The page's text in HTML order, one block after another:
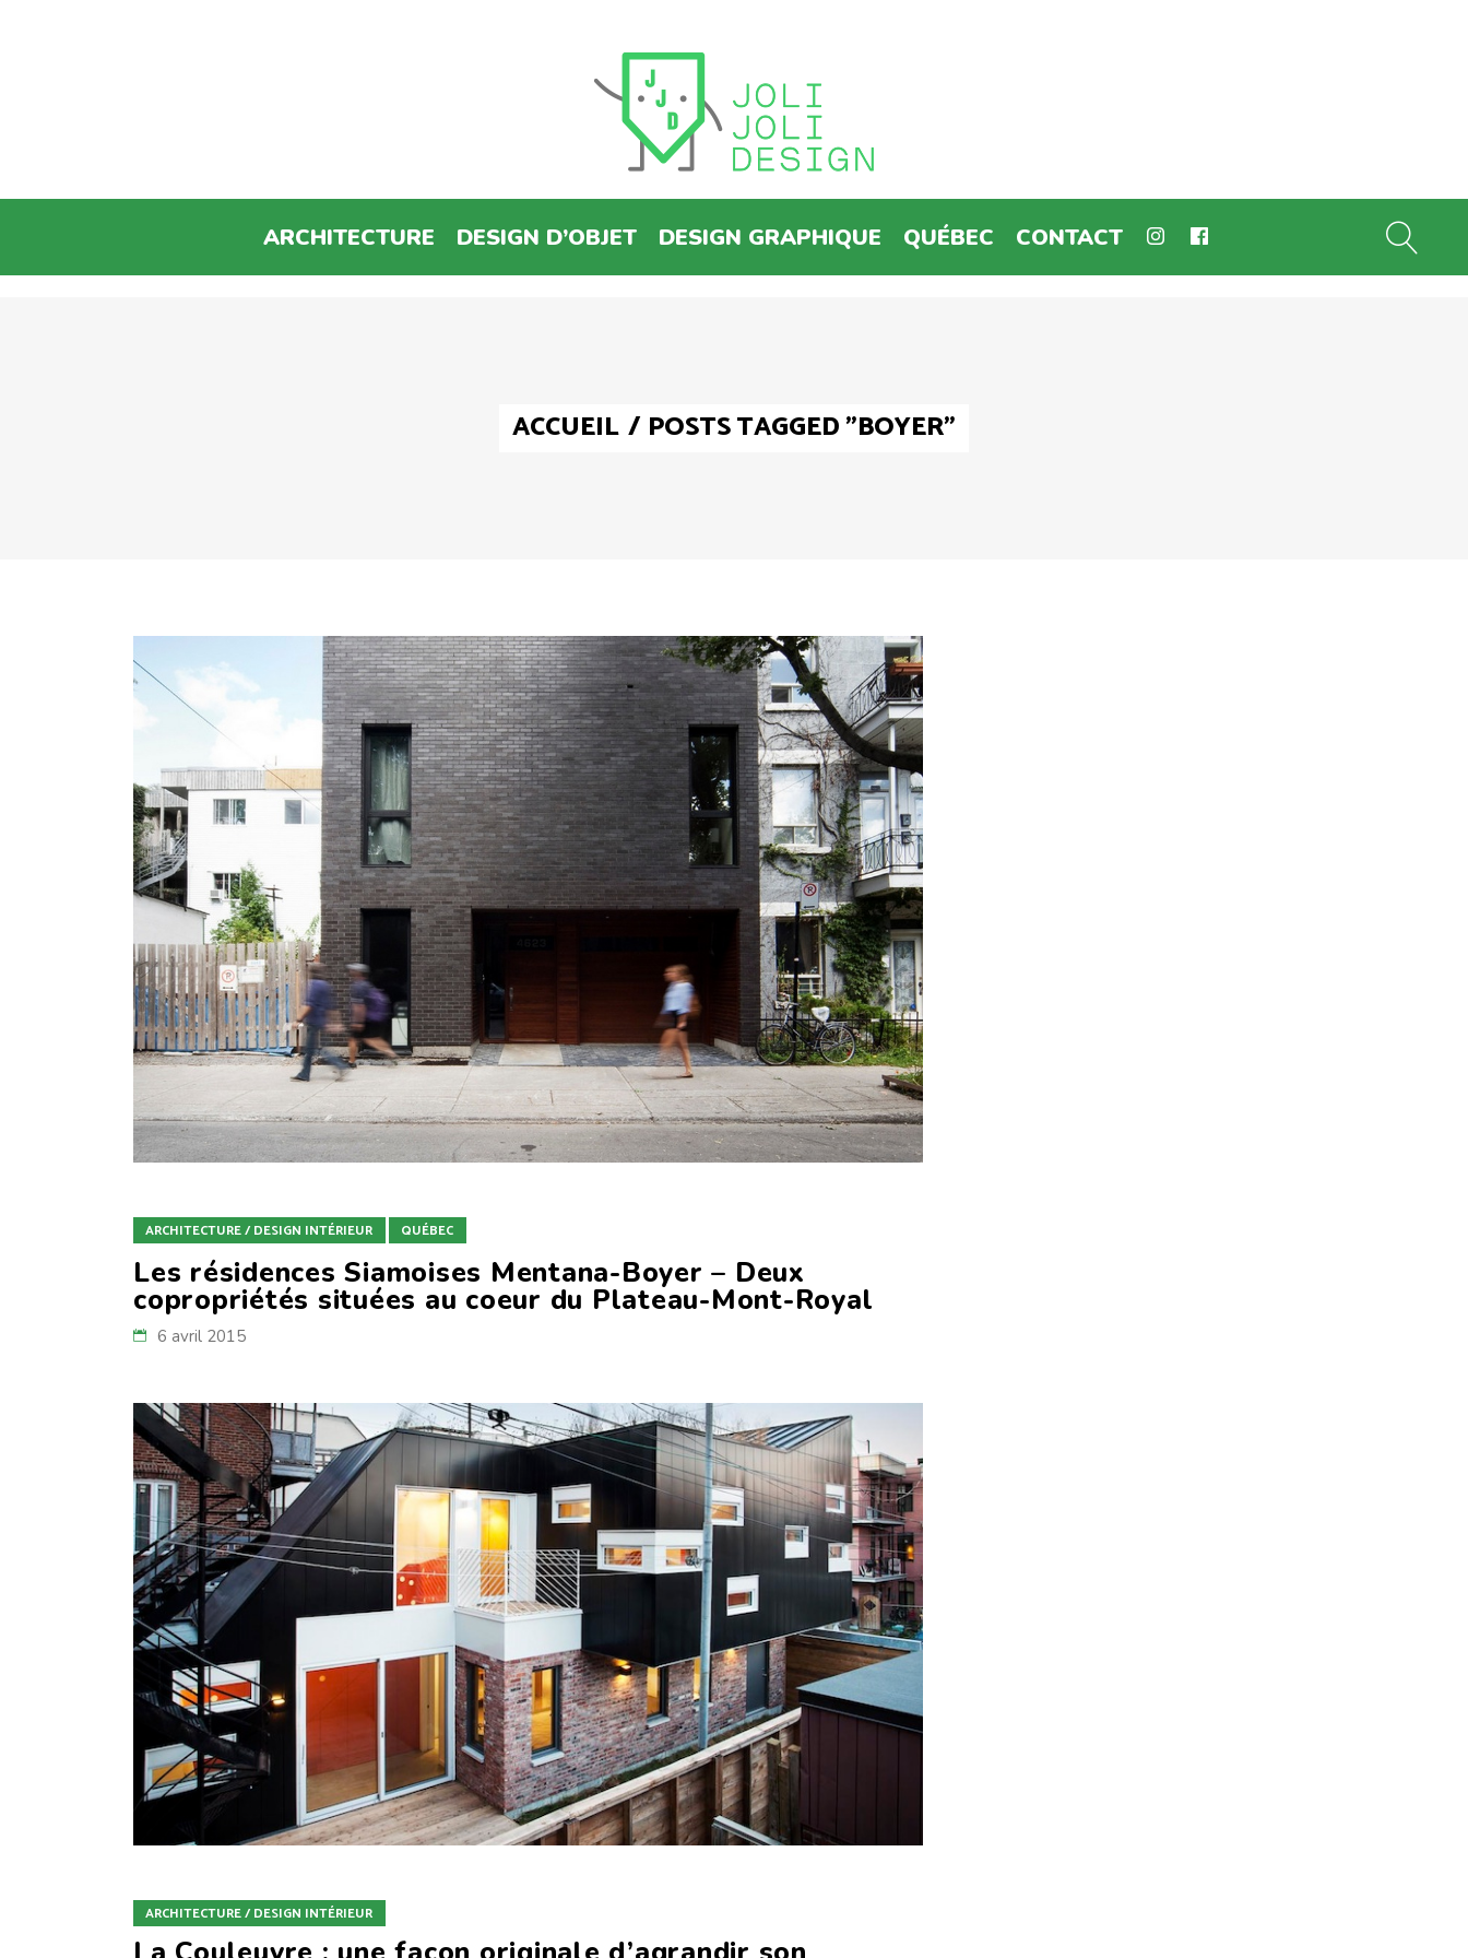
ARCHITECTURE DESIGN D’OBJET DESIGN GRAPHIQUE QUÉBEC CONTACT
ACCUEIL / POSTS TAGGED "BOYER"
ARCHITECTURE / DESIGN INTÉRIEUR QUÉBEC
Les résidences Siamoises Mentana-Boyer – Deux
copropriétés situées au coeur du Plateau-Mont-Royal
6 avril 2015
ARCHITECTURE / DESIGN INTÉRIEUR